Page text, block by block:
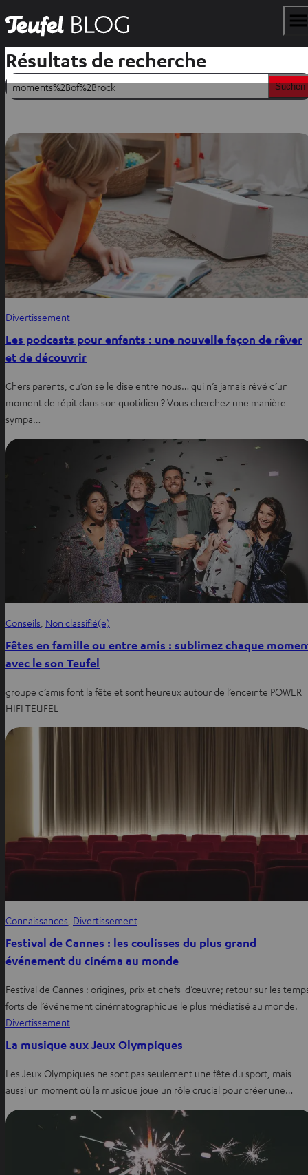
Résultats de recherche
Suchen Suchen
Divertissement
Les podcasts pour enfants : une nouvelle façon de rêver
et de découvrir
Chers parents, qu’on se le dise entre nous… qui n’a jamais rêvé d’un
moment de répit dans son quotidien ? Vous cherchez une manière
sympa…
Conseils Non classifié(e)
Fêtes en famille ou entre amis : sublimez chaque
avec le son Teufel
groupe d’amis font la fête et sont heureux autour de l’enceinte POWER
HIFI TEUFEL
Connaissances Divertissement
Festival de Cannes : les coulisses du plus grand
événement du cinéma au monde
Festival de Cannes : origines, prix et chefs-d’œuvre; retour sur les
forts de l’événement cinématographique le plus médiatisé au monde.
Divertissement
La musique aux Jeux Olympiques
Les Jeux Olympiques ne sont pas seulement une fête du sport, mais
aussi un moment où la musique joue un rôle crucial pour créer une…